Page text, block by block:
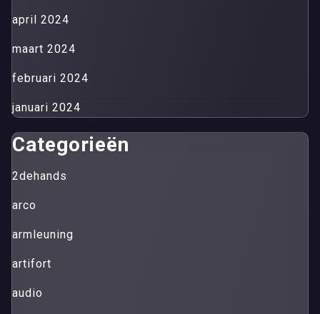
april 2024
maart 2024
februari 2024
januari 2024
Categorieën
2dehands
arco
armleuning
artifort
audio